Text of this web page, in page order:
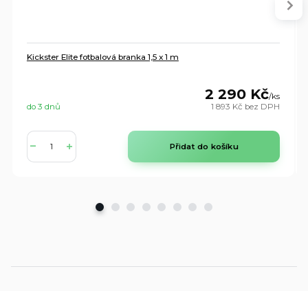
Kickster Elite fotbalová branka 1,5 x 1 m
2 290 Kč/ks
1 893 Kč bez DPH
do 3 dnů
Přidat do košíku